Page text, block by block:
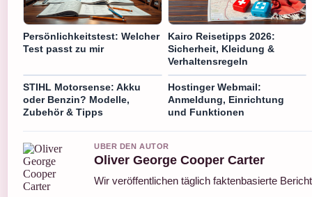
Persönlichkeitstest: Welcher
Test passt zu mir
Kairo Reisetipps 2026:
Sicherheit, Kleidung &
Verhaltensregeln
STIHL Motorsense: Akku
oder Benzin? Modelle,
Zubehör & Tipps
Hostinger Webmail:
Anmeldung, Einrichtung
und Funktionen
UBER DEN AUTOR
Oliver George Cooper Carter
Wir veröffentlichen täglich faktenbasierte